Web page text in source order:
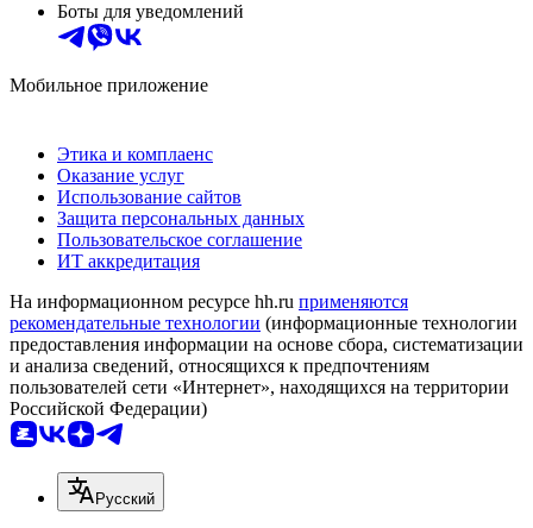
Боты для уведомлений
Мобильное приложение
Этика и комплаенс
Оказание услуг
Использование сайтов
Защита персональных данных
Пользовательское соглашение
ИТ аккредитация
На информационном ресурсе hh.ru применяются
рекомендательные технологии (информационные технологии
предоставления информации на основе сбора, систематизации
и анализа сведений, относящихся к предпочтениям
пользователей сети «Интернет», находящихся на территории
Российской Федерации)
Русский